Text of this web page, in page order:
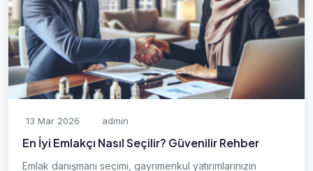
13 Mar 2026 admin
En İyi Emlakçı Nasıl Seçilir? Güvenilir Rehber
Emlak danışmanı seçimi, gayrimenkul yatırımlarınızın